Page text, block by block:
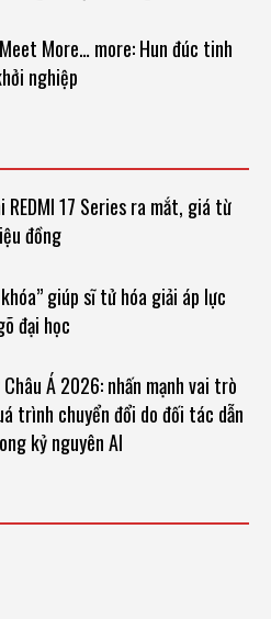
More… more: Hun đúc tinh
nghiệp
REDMI 17 Series ra mắt, giá từ
đồng
giúp sĩ tử hóa giải áp lực
đại học
Á 2026: nhấn mạnh vai trò
trình chuyển đổi do đối tác dẫn
kỷ nguyên AI